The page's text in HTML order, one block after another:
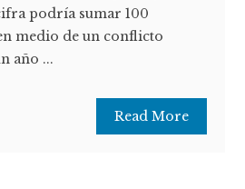
podría sumar 100
medio de un conflicto
año ...
Read More